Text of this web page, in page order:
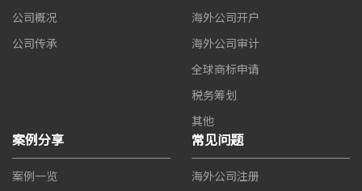
公司概况
公司传承
海外公司开户
海外公司审计
全球商标申请
税务筹划
其他
案例分享
案例一览
常见问题
海外公司注册